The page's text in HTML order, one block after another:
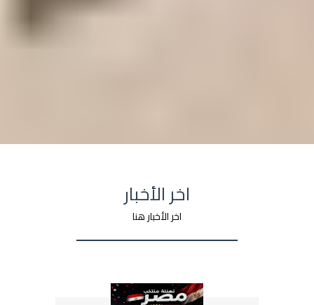
اخر الأخبار
اخر الأخبار هنا